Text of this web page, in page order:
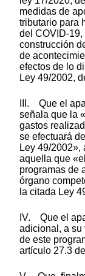
medidas de
tributario para
del COVID-
construcción
de
efectos de lo
Ley 49/2002,
III. Que el
señala que la
gastos
se efectuará
Ley 49/
aquella que
programas de
órgano
la citada Ley
IV. Que el
adicional, a su
de este
artículo 27.3